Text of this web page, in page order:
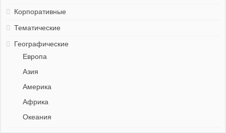
Корпоративные
Тематические
Географические
Европа
Азия
Америка
Африка
Океания